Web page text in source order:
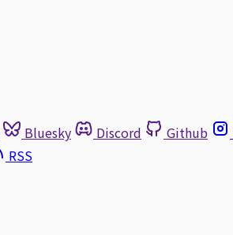
Bluesky Discord Github
RSS